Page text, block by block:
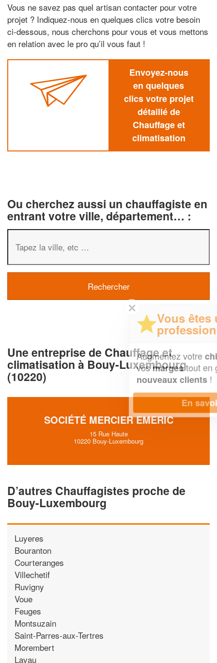
Vous ne savez pas quel artisan contacter pour votre
projet ? Indiquez-nous en quelques clics votre besoin
ci-dessous, nous cherchons pour vous et vous mettons
en relation avec le pro qu’il vous faut !
Envoyez-nous
en quelques
clics votre projet
détaillé de
Chauffage et
climatisation
Ou cherchez aussi un chauffagiste en
entrant votre ville, département… :
Une entreprise de Chauffage et
climatisation à Bouy-Luxembourg
(10220)
SOCIÉTÉ MERCIER EMERIC
15 Rue Haute
10220 Bouy-Luxembourg
D’autres Chauffagistes proche de
Bouy-Luxembourg
Luyeres
Bouranton
Courteranges
Villechetif
Ruvigny
Voue
Feuges
Montsuzain
Saint-Parres-aux-Tertres
Morembert
Lavau
Vous êtes un
professionnel ?
Augmentez votrechiffre d'affaireset
vos margestout en gagnant de